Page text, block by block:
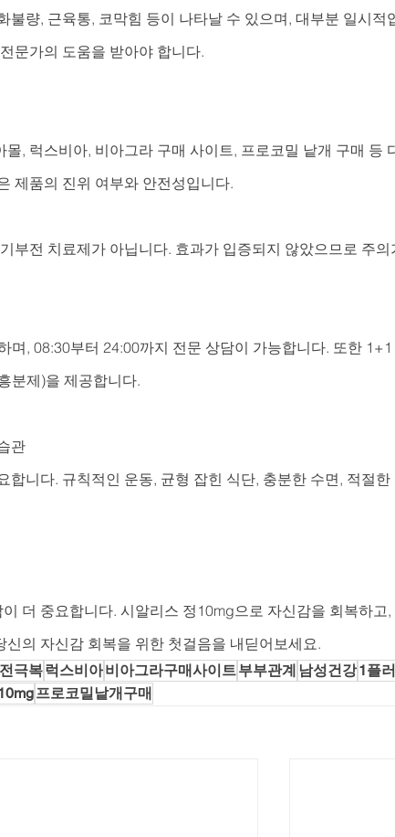
불량, 근육통, 코막힘 등이 나타날 수 있으며, 대부분 일시적
문가의 도움을 받아야 합니다.
, 럭스비아, 비아그라 구매 사이트, 프로코밀 낱개 구매 등
제품의 진위 여부와 안전성입니다.
부전 치료제가 아닙니다. 효과가 입증되지 않았으므로 주의
며, 08:30부터 24:00까지 전문 상담이 가능합니다. 또한 1+1
분제)을 제공합니다.
관
합니다. 규칙적인 운동, 균형 잡힌 식단, 충분한 수면, 적절한
더 중요합니다. 시알리스 정10mg으로 자신감을 회복하고
의 자신감 회복을 위한 첫걸음을 내딛어보세요.
극복럭스비아비아그라구매사이트부부관계 남성건강1플
프로코밀낱개구매